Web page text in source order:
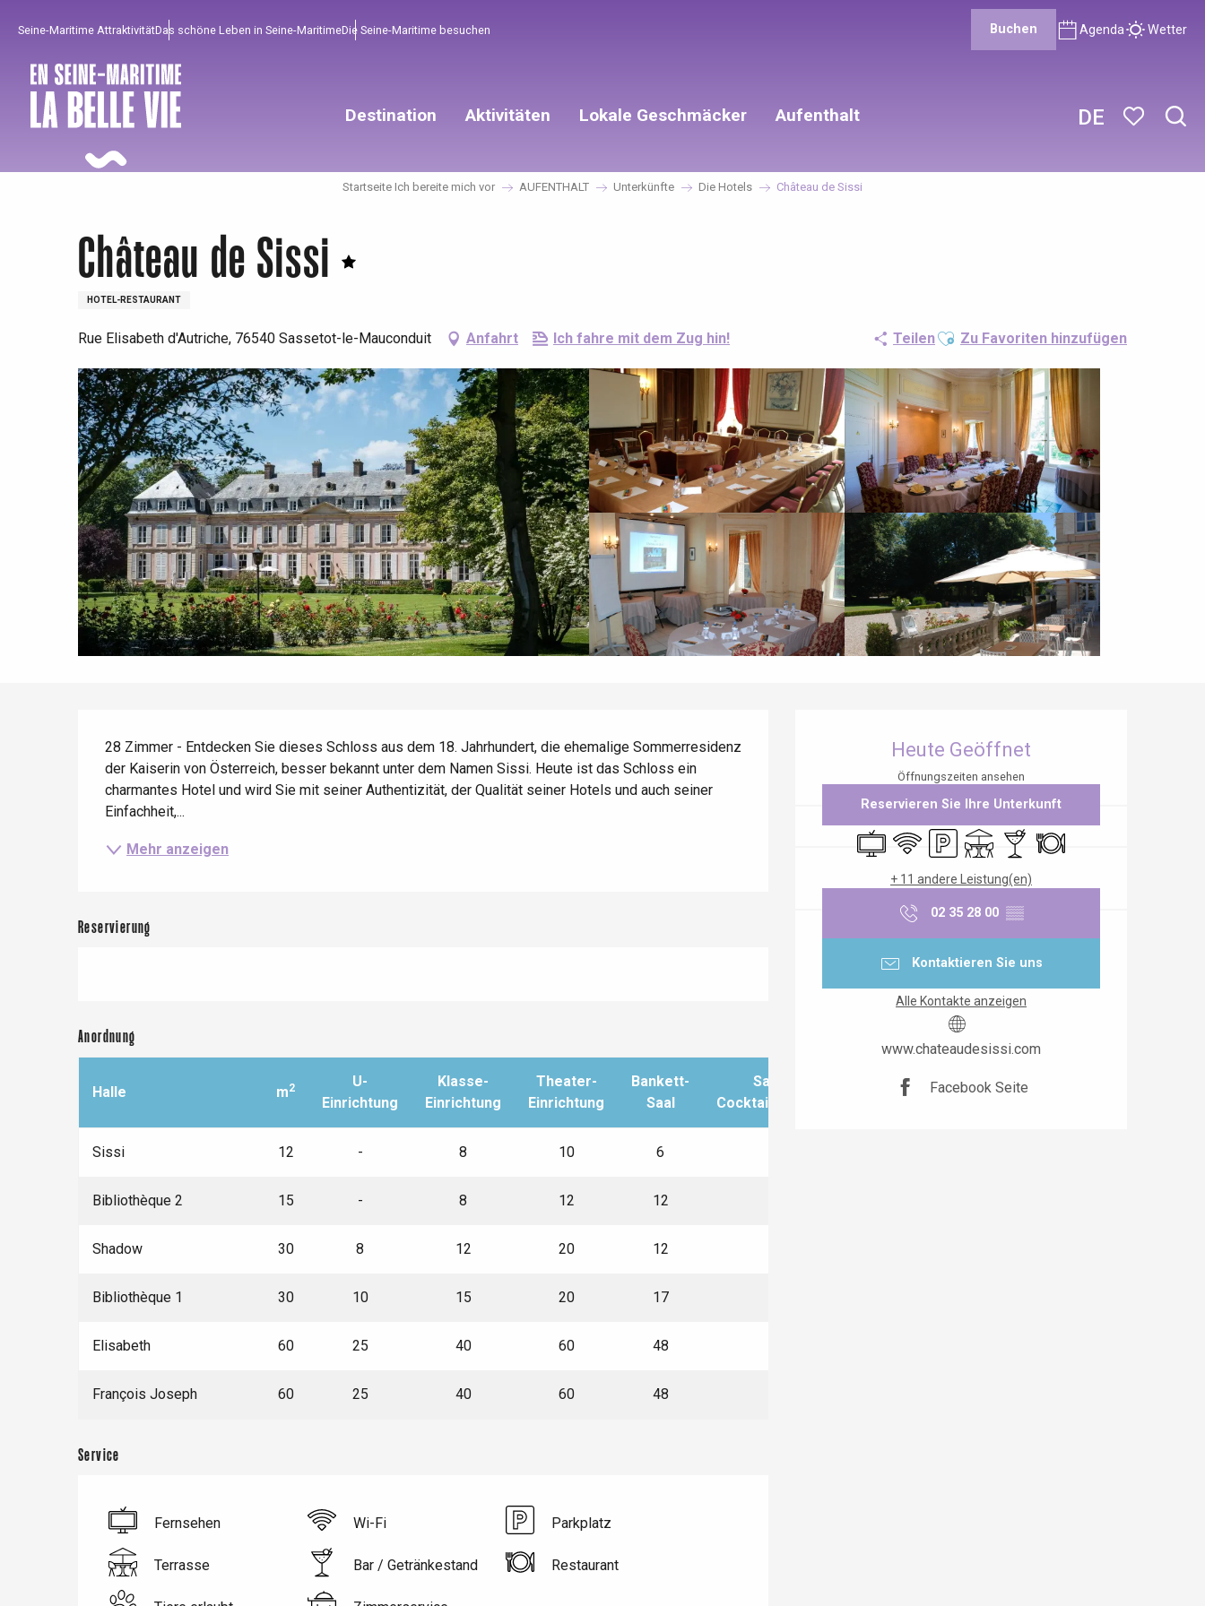
principal
DE
Seine-Maritime AttraktivitätDas schöne Leben in Seine-MaritimeDie Seine-Maritime besuchen Buchen Agenda Wetter
Destination
Lille 2h30
Val-de-Scie
Offranville
Criel-sur-Mer
Le Tréport
Rouen
Aktivitäten
Um zu profitieren
Die gesamte Agenda
Frühling
Wenn es regnet
Mit den Kindern
Unter Freunden
Lokale Geschmäcker
Unumgänglich
Trendige Orte
Bester Brunch
Restaurants mit
Aussicht
Aufenthalt
Gut aus der Heimat !
Aufenthalte am Meer
Aufenthalte mit dem
Zug
Fahrradaufenthalte
Startseite Ich bereite mich vor AUFENTHALT Unterkünfte Die Hotels Château de Sissi
Château de Sissi
HOTEL-RESTAURANT
Rue Elisabeth d'Autriche, 76540 Sassetot-le-Mauconduit Anfahrt Ich fahre mit dem Zug hin! TeilenAjouter aux favoris
Zu Favoriten hinzufügen
Heute Geöffnet
Öffnungszeiten ansehen
Reservieren Sie Ihre Unterkunft
Fernsehen
Wi-Fi ParkplatzTerrasseBar / Getränkestand
Restaurant
+ 11 andere Leistung(en)
02 35 28 00 ▒▒
Kontaktieren Sie uns
Alle Kontakte anzeigen
www.chateaudesissi.com
Facebook Seite
28 Zimmer - Entdecken Sie dieses Schloss aus dem 18. Jahrhundert, die ehemalige Sommerresidenz
der Kaiserin von Österreich, besser bekannt unter dem Namen Sissi. Heute ist das Schloss ein
charmantes Hotel und wird Sie mit seiner Authentizität, der Qualität seiner Hotels und auch seiner
Einfachheit,...
Mehr anzeigen
Reservierung
Anordnung
Halle m2
U-
Einrichtung
Klasse-
Einrichtung
Theater-
Einrichtung
Bankett-
Saal
Saal für
Cocktailempfänge
Sissi 12 - 8 10 6
Bibliothèque 2 15 - 8 12 12
Shadow 30 8 12 20 12
Bibliothèque 1 30 10 15 20 17
Elisabeth 60 25 40 60 48
François Joseph 60 25 40 60 48
Service
Fernsehen Wi-Fi Parkplatz
Terrasse Bar / Getränkestand Restaurant